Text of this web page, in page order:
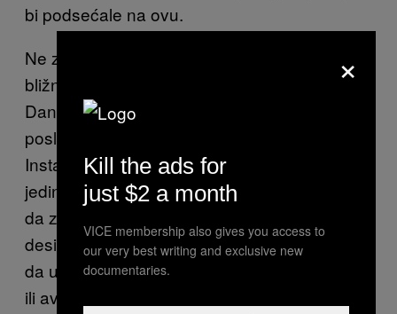
bi podsećale na ovu.
Ne zna se da li je Brajli zvao ili slao poruke
bližnjima u poslednjim minutima svog života.
Danas, Čovek koji pada bi verovatno svoje
poslednje trenutke proveo u „lajvu“ na
Instagramu, Tviteru ili Fejsbuku. I ne bi bio
jedini. Ali to ništa ne bi promenilo. Mi možemo
da zavaramo sebe, ali ukoliko bi se opet
desilo nešto kao 11.9. ništa ne bismo mogli
da uradimo za ljude koji se nalaze u toj zgradi
ili avionu. Samo bismo mogli da gledamo.
×
Kill the ads for
just $2 a month
VICE membership also gives you access to
our very best writing and exclusive new
documentaries.